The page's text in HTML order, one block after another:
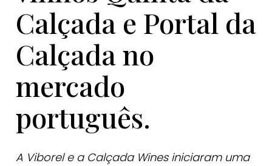
Calçada e Portal da
Calçada no
mercado
português.
A Viborel e a Calçada Wines iniciaram uma